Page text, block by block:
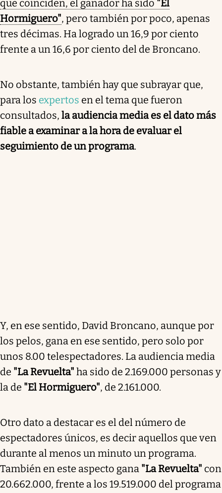
que coinciden, el ganador ha sido "El
Hormiguero", pero también por poco, apenas
tres décimas. Ha logrado un 16,9 por ciento
frente a un 16,6 por ciento del de Broncano.
No obstante, también hay que subrayar que,
para los expertos en el tema que fueron
consultados, la audiencia media es el dato más
fiable a examinar a la hora de evaluar el
seguimiento de un programa.
Y, en ese sentido, David Broncano, aunque por
los pelos, gana en ese sentido, pero solo por
unos 8.00 telespectadores. La audiencia media
de "La Revuelta" ha sido de 2.169.000 personas y
la de "El Hormiguero", de 2.161.000.
Otro dato a destacar es el del número de
espectadores únicos, es decir aquellos que ven
durante al menos un minuto un programa.
También en este aspecto gana "La Revuelta" con
20.662.000, frente a los 19.519.000 del programa